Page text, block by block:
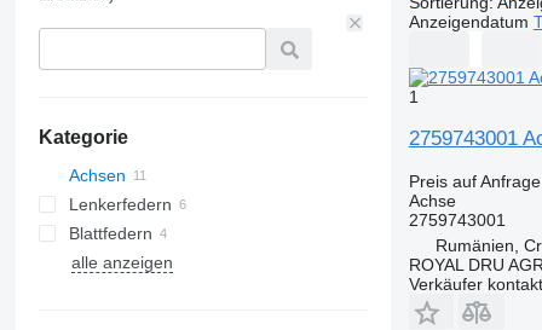
Kategorie
Achsen
Lenkerfedern
Blattfedern
alle anzeigen
Anzeigendatum
1
2759743001
Preis auf Anfrage
Achse
2759743001
Rumänien,
ROYAL DRU
Verkäufer